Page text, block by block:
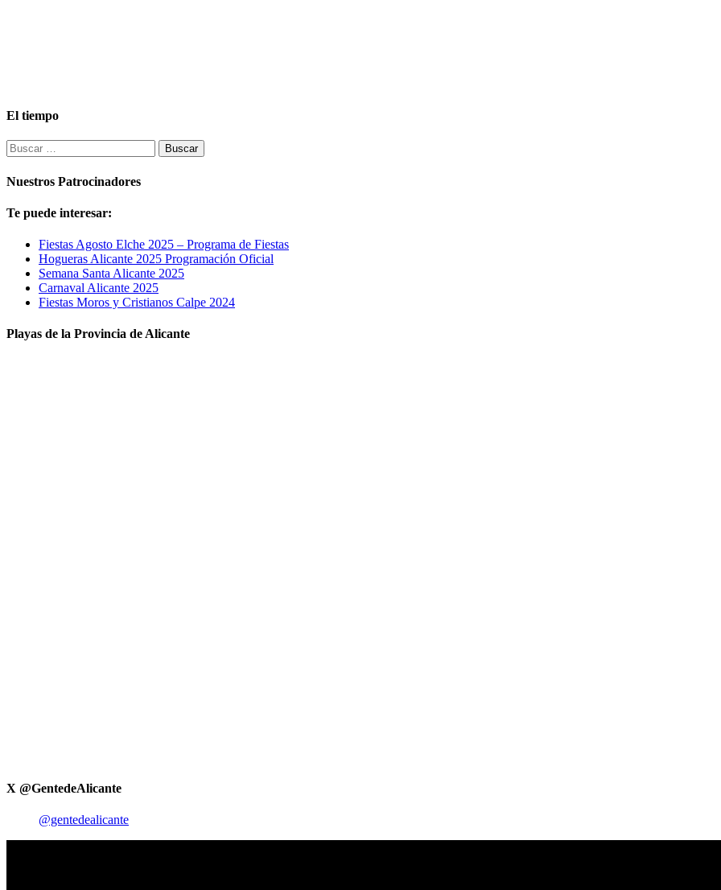
El tiempo
Buscar:
Nuestros Patrocinadores
Te puede interesar:
Fiestas Agosto Elche 2025 – Programa de Fiestas
Hogueras Alicante 2025 Programación Oficial
Semana Santa Alicante 2025
Carnaval Alicante 2025
Fiestas Moros y Cristianos Calpe 2024
Playas de la Provincia de Alicante
X @GentedeAlicante
@gentedealicante